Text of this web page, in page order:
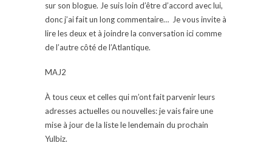
sur son blogue. Je suis loin d’être d’accord avec lui,
donc j’ai fait un long commentaire… Je vous invite à
lire les deux et à joindre la conversation ici comme
de l’autre côté de l’Atlantique.
MAJ2
À tous ceux et celles qui m’ont fait parvenir leurs
adresses actuelles ou nouvelles: je vais faire une
mise à jour de la liste le lendemain du prochain
Yulbiz.